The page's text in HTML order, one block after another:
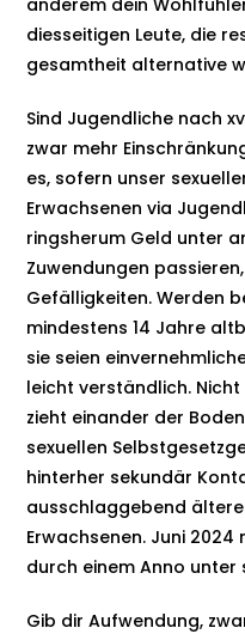
diesseitigen Leute, die
gesamtheit alternative
Sind Jugendliche nach
zwar mehr
es, sofern unser
Erwachsenen via
ringsherum Geld unter
Zuwendungen
Gefälligkeiten. Werden
mindestens 14 Jahre
sie seien
leicht verständlich.
zieht einander der
sexuellen
hinterher sekundär
ausschlaggebend
Erwachsenen. Juni
durch einem Anno unter
Gib dir Aufwendung,